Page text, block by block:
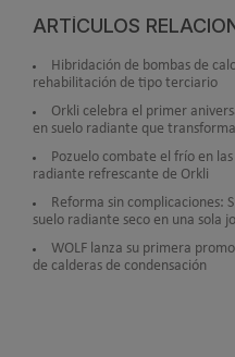
ARTÍCULOS
Hibridación de bombas de
rehabilitación de tipo terciario
Orkli celebra el primer
en suelo radiante que
Pozuelo combate el frío en
radiante refrescante de Orkli
Reforma sin complicaciones:
suelo radiante seco en una sola
WOLF lanza su primera
de calderas de condensación